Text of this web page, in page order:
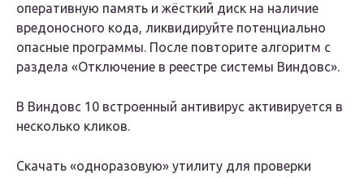
оперативную память и жёсткий диск на наличие
вредоносного кода, ликвидируйте потенциально
опасные программы. После повторите алгоритм с
раздела «Отключение в реестре системы Виндовс».
В Виндовс 10 встроенный антивирус активируется в
несколько кликов.
Скачать «одноразовую» утилиту для проверки